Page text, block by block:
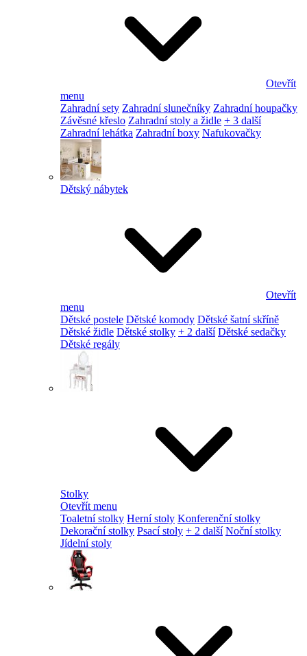
Otevřít
menu
Zahradní sety Zahradní slunečníky Zahradní houpačky
Závěsné křeslo Zahradní stoly a židle + 3 další
Zahradní lehátka Zahradní boxy Nafukovačky
Dětský nábytek
Otevřít
menu
Dětské postele Dětské komody Dětské šatní skříně
Dětské židle Dětské stolky + 2 další Dětské sedačky
Dětské regály
Stolky
Otevřít menu
Toaletní stolky Herní stoly Konferenční stolky
Dekorační stolky Psací stoly + 2 další Noční stolky
Jídelní stoly